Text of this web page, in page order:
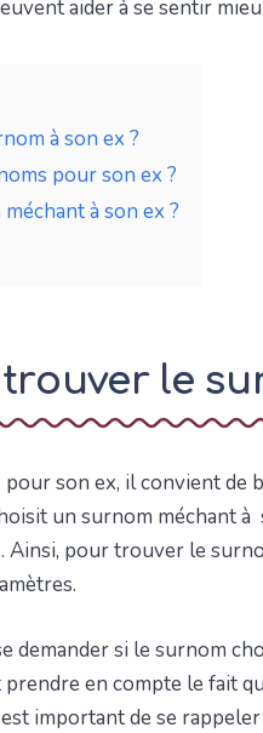
aider à se sentir
à son ex ?
pour son ex ?
à son ex ?
le
son ex, il convient
un surnom méchant
Ainsi, pour trouver le
demander si le surnom
en compte le fait
important de se